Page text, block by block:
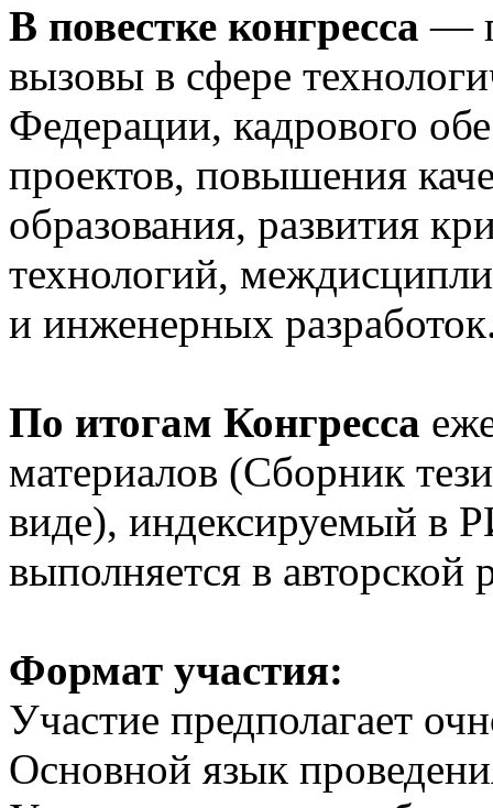
В повестке конгресса —
вызовы в сфере
Федерации, кадрового
проектов, повышения
образования, развития
технологий,
и инженерных
По итогам Конгресса
материалов (Сборник
виде), индексируемый в
выполняется в авторской
Формат участия:
Участие предполагает
Основной язык